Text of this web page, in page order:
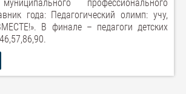
профессионального
года: Педагогический олимп: учу,
В финале – педагоги детских